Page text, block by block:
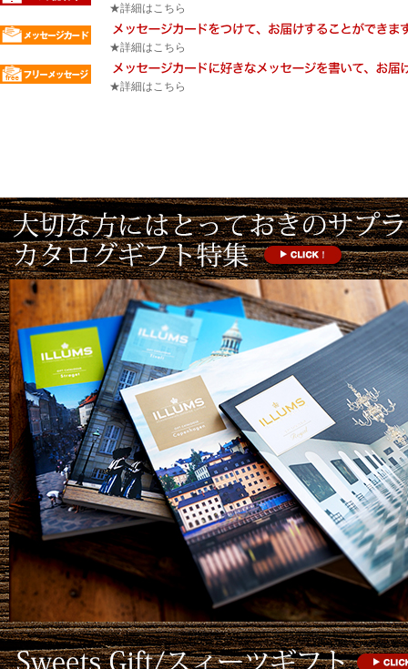
★詳細はこちら
★詳細はこちら
★詳細はこちら